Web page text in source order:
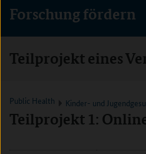
Forschung fördern
Teilprojekt eines
Public Health Kinder- und
Teilprojekt 1: